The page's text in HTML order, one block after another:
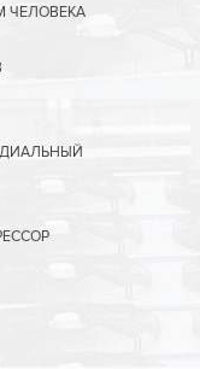
ЧЕЛОВЕКА